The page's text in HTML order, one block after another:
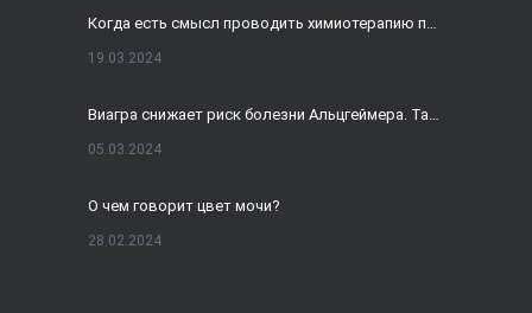
Когда есть смысл проводить химиотерапию при раке толстой кишки?
19.03.2024
Виагра снижает риск болезни Альцгеймера. Так ли это?
05.03.2024
О чем говорит цвет мочи?
28.02.2024